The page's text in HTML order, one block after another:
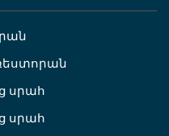
սրահ
սրահ